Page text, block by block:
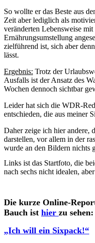
So wollte er das Beste aus
Zeit aber lediglich als
veränderten Lebensweise
Ernährungsumstellung
zielführend ist, sich aber
lässt.
Ergebnis: Trotz der
Ausfalls ist der Ansatz des
Wochen dennoch sichtbar
Leider hat sich die WDR-
entschieden, die aus meiner
Daher zeige ich hier andere,
darstellen, vor allem in der
wurde an den Bildern nichts
Links ist das Startfoto, die
nach sechs nicht idealen,
Die kurze Online-
Bauch ist hier zu sehen:
„Ich will ein Sixpack!“